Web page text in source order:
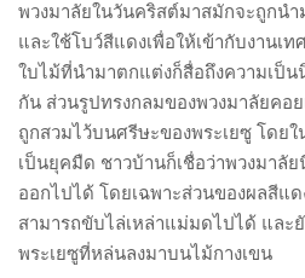
พวงมาลัยในวันคริสต์มาสมักจะถูกน
และใช้โบว์สีแดงเพื่อให้เข้ากับงานเท
ใบไม้ที่นำมาตกแต่งก็สื่อถึงความเป็น
กัน ส่วนรูปทรงกลมของพวงมาลัยคอ
ถูกสวมไว้บนศรีษะของพระเยซู โดย
เป็นยุคมืด ชาวบ้านก็เชื่อว่าพวงมาลั
ออกไปได้ โดยเฉพาะส่วนของผลสีแ
สามารถขับไล่เหล่าแม่มดไปได้ และ
พระเยซูที่หล่นลงมาบนไม้กางเขน